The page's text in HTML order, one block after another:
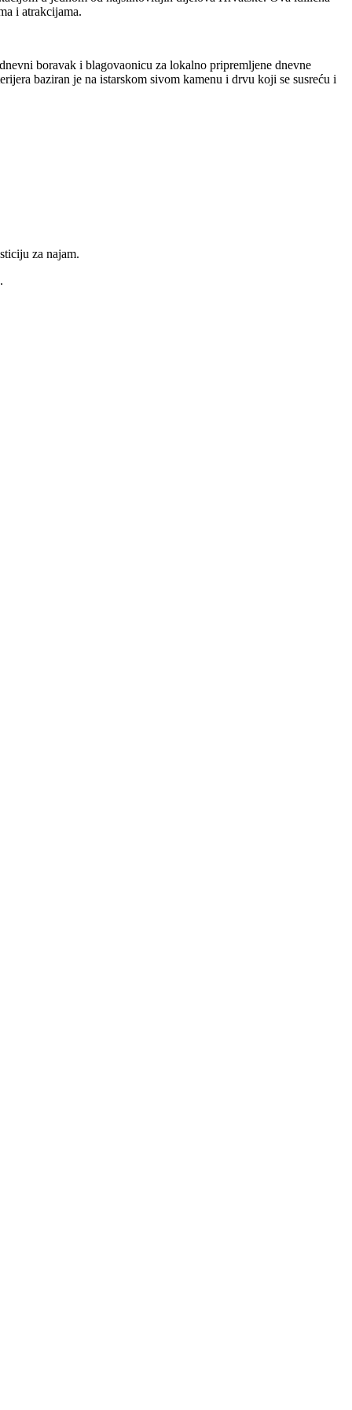
i atrakcijama.
boravak i blagovaonicu za lokalno pripremljene dnevne
baziran je na istarskom sivom kamenu i drvu koji se susreću i
za najam.